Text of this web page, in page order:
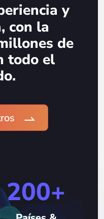
y
con la
de
todo el
200+